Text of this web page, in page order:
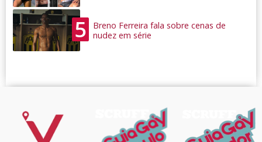
5
Breno Ferreira fala sobre cenas de
nudez em série